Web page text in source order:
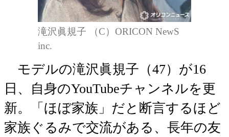
滝沢眞規子 （C）ORICON NewS
inc.
モデルの滝沢眞規子（47）が16
日、自身のYouTubeチャンネルを更
新。「ほぼ家族」だと断言するほど
家族ぐるみで交流がある、長年の友